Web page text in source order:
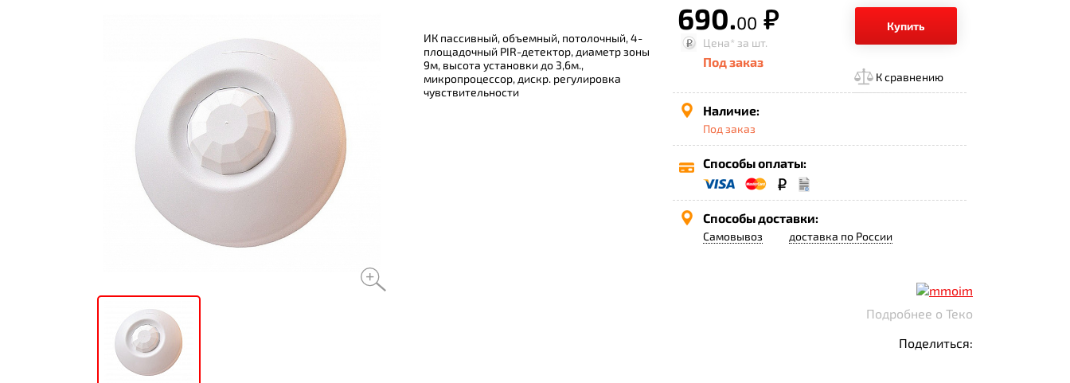
ИК пассивный, объемный, потолочный, 4-
площадочный PIR-детектор, диаметр зоны
9м, высота установки до 3,6м.,
микропроцессор, дискр. регулировка
чувствительности
690.00 р.
Купить
Цена* за шт.
Под заказ
К сравнению
Наличие:
Под заказ
Способы оплаты:
Способы доставки:
Самовывоз доставка по России
Подробнее о Теко
Поделиться: